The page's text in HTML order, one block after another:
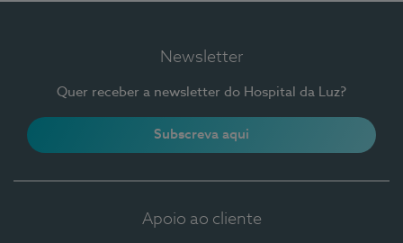
Newsletter
Quer receber a newsletter do Hospital da Luz?
Subscreva aqui
Apoio ao cliente